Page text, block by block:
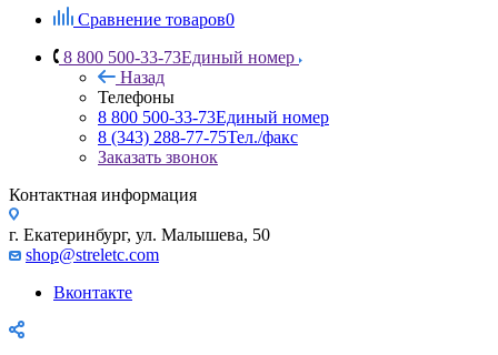
Сравнение товаров0
8 800 500-33-73Единый номер
Назад
Телефоны
8 800 500-33-73Единый номер
8 (343) 288-77-75Тел./факс
Заказать звонок
Контактная информация
г. Екатеринбург, ул. Малышева, 50
shop@streletc.com
Вконтакте